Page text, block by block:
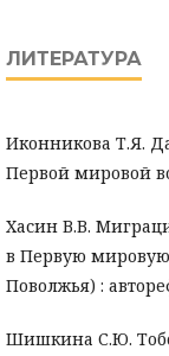
ЛИТЕРАТУРА
Иконникова Т.Я.
Первой мировой
Xасин В.В.
в Первую
Поволжья) :
Шишкина С.Ю.